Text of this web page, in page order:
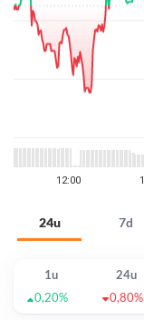
24u 7d
1u 24u
0,20%
0,80%